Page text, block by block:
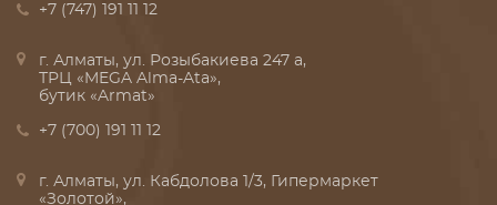
+7 (747) 191 11 12
г. Алматы, ул. Розыбакиева 247 а,
ТРЦ «MEGA Alma-Ata»,
бутик «Armat»
+7 (700) 191 11 12
г. Алматы, ул. Кабдолова 1/3, Гипермаркет
«Золотой»,